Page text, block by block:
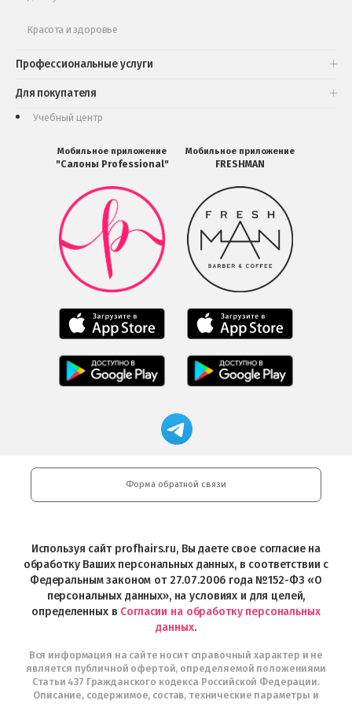
Красота и здоровье
Профессиональные услуги
Для покупателя
Учебный центр
Мобильное приложение
"Салоны Professional"
Мобильное
приложение
Салоны
Professional
загрузить
в
Google
Мобильное
приложение
Professional
загрузить
Мобильное
приложение
Professional
загрузить
Play
Мобильное приложение
FRESHMAN
Мобильное
приложение
FRESHMAN
в
Google
Play
Мобильное
приложение
загрузить
в
Мобильное
приложение
Магазин
профессиональной
Professional
и
Интернет-
Telegram
Форма обратной связи
Используя сайт profhairs.ru, Вы даете свое согласие на
обработку Ваших персональных данных, в соответствии с
Федеральным законом от 27.07.2006 года №152-ФЗ «О
персональных данных», на условиях и для целей,
определенных в Согласии на обработку персональных
данных.
Вся информация на сайте носит справочный характер и не
является публичной офертой, определяемой положениями
Статьи 437 Гражданского кодекса Российской Федерации.
Описание, содержимое, состав, технические параметры и